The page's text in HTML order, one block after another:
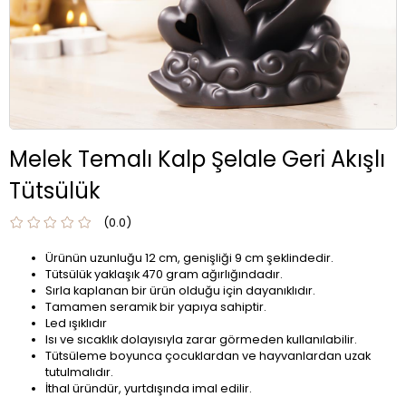
Melek Temalı Kalp Şelale Geri Akışlı
Tütsülük
0.0
Ürünün uzunluğu 12 cm, genişliği 9 cm şeklindedir.
Tütsülük yaklaşık 470 gram ağırlığındadır.
Sırla kaplanan bir ürün olduğu için dayanıklıdır.
Tamamen seramik bir yapıya sahiptir.
Led ışıklıdır
Isı ve sıcaklık dolayısıyla zarar görmeden kullanılabilir.
Tütsüleme boyunca çocuklardan ve hayvanlardan uzak
tutulmalıdır.
İthal üründür, yurtdışında imal edilir.